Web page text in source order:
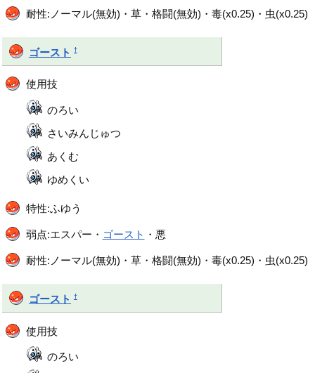
耐性:ノーマル(無効)・草・格闘(無効)・毒(x0.25)・虫(x0.25)
ゴースト †
使用技
のろい
さいみんじゅつ
あくむ
ゆめくい
特性:ふゆう
弱点:エスパー・ ゴースト ・悪
耐性:ノーマル(無効)・草・格闘(無効)・毒(x0.25)・虫(x0.25)
ゴースト †
使用技
のろい